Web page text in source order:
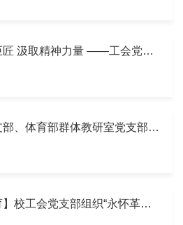
匠 汲取精神力量 ——工会党支
、体育部群体教研室党支部组
】校工会党支部组织“永怀革命